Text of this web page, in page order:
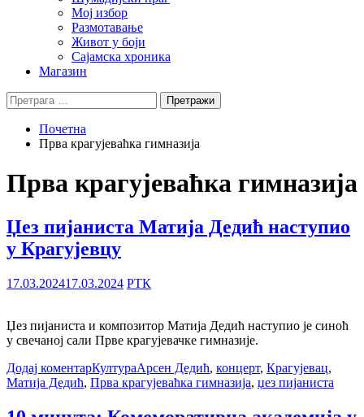
Мој избор
Размотавање
Живот у боји
Сајамска хроника
Магазин
Претрага
за:
Почетна
Прва крагујеваћка гимназија
Прва крагујеваћка гимназија
Џез пијаниста Матија Дедић наступио
у Крагујевцу
17.03.202417.03.2024 РТК
Џез пијаниста и композитор Матија Дедић наступио је синоћ
у свечаној сали Прве крагујевачке гимназије.
Додај коментарКултураАрсен Дедић, концерт, Крагујевац,
Матија Дедић, Прва крагујеваћка гимназија, џез пијаниста